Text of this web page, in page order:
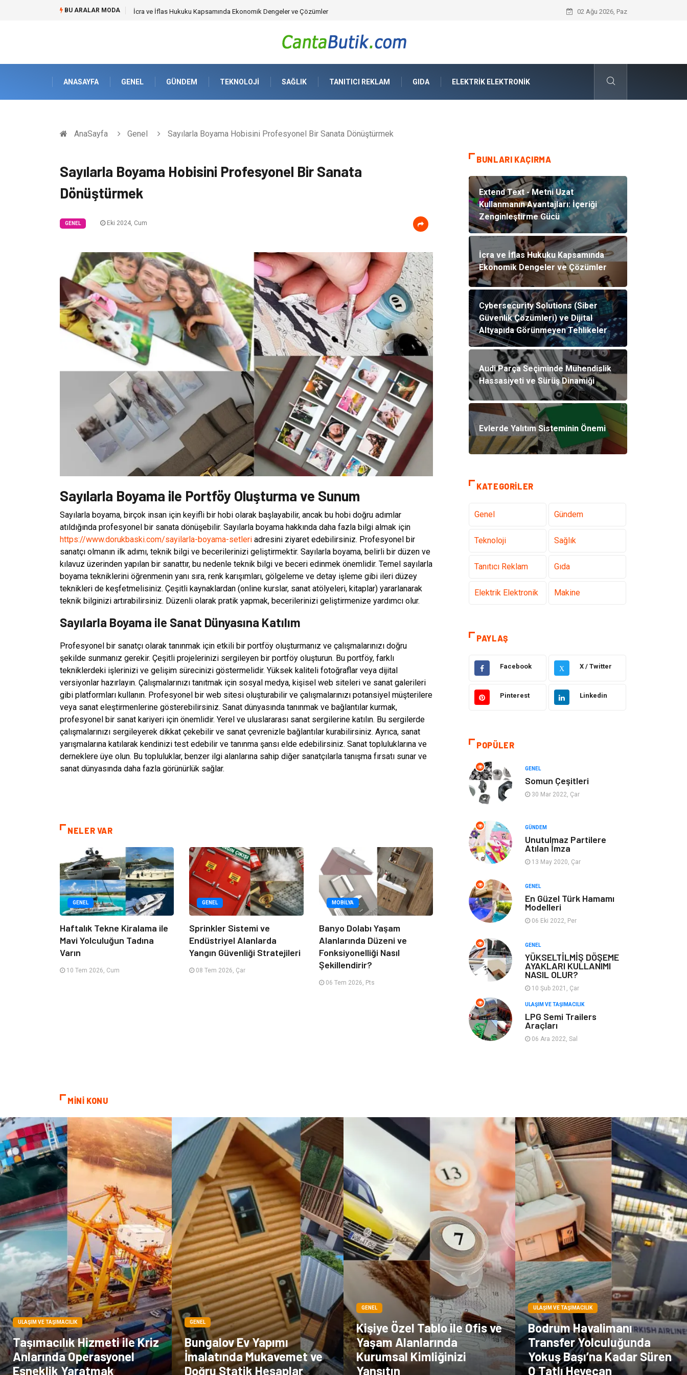
BU ARALAR MODA Cybersecurity Solutions (Siber Güvenlik Çözümleri) ve Dijital Altyapıda Görünmeyen Tehlikeler Audi Parça Seçiminde Mühendislik
02 Ağu 2026, Paz
ANASAYFA GENEL GÜNDEM TEKNOLOJI SAĞLIK TANITICI REKLAM GIDA ELEKTRIK ELEKTRONIK
AnaSayfa Genel Sayılarla Boyama Hobisini Profesyonel Bir Sanata Dönüştürmek
Sayılarla Boyama Hobisini Profesyonel Bir Sanata
Dönüştürmek
GENEL Eki 2024, Cum
Sayılarla Boyama ile Portföy Oluşturma ve Sunum
Sayılarla boyama, birçok insan için keyifli bir hobi olarak başlayabilir, ancak bu hobi doğru adımlar
atıldığında profesyonel bir sanata dönüşebilir. Sayılarla boyama hakkında daha fazla bilgi almak için
https://www.dorukbaski.com/sayilarla-boyama-setleri adresini ziyaret edebilirsiniz. Profesyonel bir
sanatçı olmanın ilk adımı, teknik bilgi ve becerilerinizi geliştirmektir. Sayılarla boyama, belirli bir düzen ve
kılavuz üzerinden yapılan bir sanattır, bu nedenle teknik bilgi ve beceri edinmek önemlidir. Temel sayılarla
boyama tekniklerini öğrenmenin yanı sıra, renk karışımları, gölgeleme ve detay işleme gibi ileri düzey
teknikleri de keşfetmelisiniz. Çeşitli kaynaklardan (online kurslar, sanat atölyeleri, kitaplar) yararlanarak
teknik bilginizi artırabilirsiniz. Düzenli olarak pratik yapmak, becerilerinizi geliştirmenize yardımcı olur.
Sayılarla Boyama ile Sanat Dünyasına Katılım
Profesyonel bir sanatçı olarak tanınmak için etkili bir portföy oluşturmanız ve çalışmalarınızı doğru
şekilde sunmanız gerekir. Çeşitli projelerinizi sergileyen bir portföy oluşturun. Bu portföy, farklı
tekniklerdeki işlerinizi ve gelişim sürecinizi göstermelidir. Yüksek kaliteli fotoğraflar veya dijital
versiyonlar hazırlayın. Çalışmalarınızı tanıtmak için sosyal medya, kişisel web siteleri ve sanat galerileri
gibi platformları kullanın. Profesyonel bir web sitesi oluşturabilir ve çalışmalarınızı potansiyel müşterilere
veya sanat eleştirmenlerine gösterebilirsiniz. Sanat dünyasında tanınmak ve bağlantılar kurmak,
profesyonel bir sanat kariyeri için önemlidir. Yerel ve uluslararası sanat sergilerine katılın. Bu sergilerde
çalışmalarınızı sergileyerek dikkat çekebilir ve sanat çevrenizle bağlantılar kurabilirsiniz. Ayrıca, sanat
yarışmalarına katılarak kendinizi test edebilir ve tanınma şansı elde edebilirsiniz. Sanat topluluklarına ve
derneklere üye olun. Bu topluluklar, benzer ilgi alanlarına sahip diğer sanatçılarla tanışma fırsatı sunar ve
sanat dünyasında daha fazla görünürlük sağlar.
NELER VAR
GENEL
Haftalık Tekne Kiralama ile
Mavi Yolculuğun Tadına
Varın
10 Tem 2026, Cum
GENEL
Sprinkler Sistemi ve
Endüstriyel Alanlarda
Yangın Güvenliği Stratejileri
08 Tem 2026, Çar
MOBILYA
Banyo Dolabı Yaşam
Alanlarında Düzeni ve
Fonksiyonelliği Nasıl
Şekillendirir?
06 Tem 2026, Pts
BUNLARI KAÇIRMA
Extend Text - Metni Uzat
Kullanmanın Avantajları: İçeriği
Zenginleştirme Gücü
İcra ve İflas Hukuku Kapsamında
Ekonomik Dengeler ve Çözümler
Cybersecurity Solutions (Siber
Güvenlik Çözümleri) ve Dijital
Altyapıda Görünmeyen Tehlikeler
Audi Parça Seçiminde Mühendislik
Hassasiyeti ve Sürüş Dinamiği
Evlerde Yalıtım Sisteminin Önemi
KATEGORILER
Genel Gündem
Teknoloji Sağlık
Tanıtıcı Reklam Gıda
Elektrik Elektronik Makine
Alışveriş
Emlak
Organizasyon Mobilya
Tekstil
Tatil Finans & Ekonomi
Turizm
Aksesuar Eğitim Kurumları
Ambalaj Eğlence
Pazarlama
Servisleri
Kültür Telekomünikasyon
Bebek Giyim
Dernekler ve
Birlikler
çiçek İnternet
Tarım &
Hayvancılık
Endüstriyel
Ürünler
PAYLAŞ
Facebook X X / Twitter
Pinterest Linkedin
POPÜLER
GENEL
Somun Çeşitleri
30 Mar 2022, Çar
GÜNDEM
Unutulmaz Partilere
Atılan İmza
13 May 2020, Çar
GENEL
En Güzel Türk Hamamı
Modelleri
06 Eki 2022, Per
GENEL
YÜKSELTİLMİŞ DÖŞEME
AYAKLARI KULLANIMI
NASIL OLUR?
10 Şub 2021, Çar
ULAŞIM VE TAŞIMACILIK
LPG Semi Trailers
Araçları
06 Ara 2022, Sal
MİNİ KONU
ULAŞIM VE TAŞIMACILIK
Taşımacılık Hizmeti ile Kriz
Anlarında Operasyonel
Esneklik Yaratmak
GENEL
Bungalov Ev Yapımı
İmalatında Mukavemet ve
Doğru Statik Hesaplar
GENEL
Kişiye Özel Tablo ile Ofis ve
Yaşam Alanlarında
Kurumsal Kimliğinizi
Yansıtın
ULAŞIM VE TAŞIMACILIK
Bodrum Havalimanı
Transfer Yolculuğunda
Yokuş Başı’na Kadar Süren
O Tatlı Heyecan